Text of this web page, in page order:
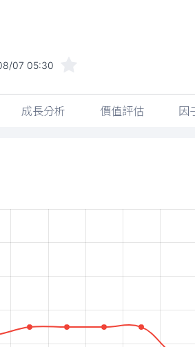
07 05:30
成長分析 價值評估 因